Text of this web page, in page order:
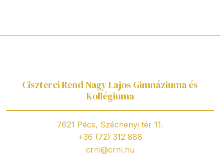
Ciszterci Rend Nagy Lajos Gimnáziuma és
Kollégiuma
7621 Pécs, Széchenyi tér 11.
+36 (72) 312 888
crnl@crnl.hu